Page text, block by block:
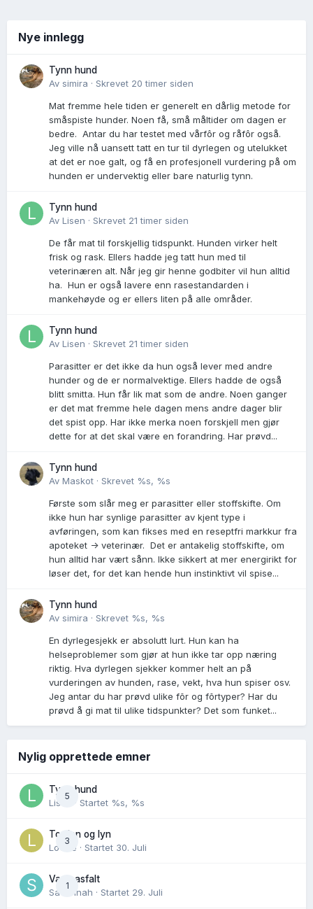
Nye innlegg
Tynn hund
Av simira · Skrevet 20 timer siden
Mat fremme hele tiden er generelt en dårlig metode for
småspiste hunder. Noen få, små måltider om dagen er
bedre. Antar du har testet med vårfôr og råfôr også.
Jeg ville nå uansett tatt en tur til dyrlegen og utelukket
at det er noe galt, og få en profesjonell vurdering på om
hunden er undervektig eller bare naturlig tynn.
Tynn hund
Av Lisen · Skrevet 21 timer siden
De får mat til forskjellig tidspunkt. Hunden virker helt
frisk og rask. Ellers hadde jeg tatt hun med til
veterinæren alt. Når jeg gir henne godbiter vil hun alltid
ha. Hun er også lavere enn rasestandarden i
mankehøyde og er ellers liten på alle områder.
Tynn hund
Av Lisen · Skrevet 21 timer siden
Parasitter er det ikke da hun også lever med andre
hunder og de er normalvektige. Ellers hadde de også
blitt smitta. Hun får lik mat som de andre. Noen ganger
er det mat fremme hele dagen mens andre dager blir
det spist opp. Har ikke merka noen forskjell men gjør
dette for at det skal være en forandring. Har prøvd...
Tynn hund
Av Maskot · Skrevet %s, %s
Første som slår meg er parasitter eller stoffskifte. Om
ikke hun har synlige parasitter av kjent type i
avføringen, som kan fikses med en reseptfri markkur fra
apoteket -> veterinær. Det er antakelig stoffskifte, om
hun alltid har vært sånn. Ikke sikkert at mer energirikt for
løser det, for det kan hende hun instinktivt vil spise...
Tynn hund
Av simira · Skrevet %s, %s
En dyrlegesjekk er absolutt lurt. Hun kan ha
helseproblemer som gjør at hun ikke tar opp næring
riktig. Hva dyrlegen sjekker kommer helt an på
vurderingen av hunden, rase, vekt, hva hun spiser osv.
Jeg antar du har prøvd ulike fõr og fõrtyper? Har du
prøvd å gi mat til ulike tidspunkter? Det som funket...
Nylig opprettede emner
5
Tynn hund
Lisen
· Startet %s, %s
3
Torden og lyn
Lovise · Startet 30. Juli
1
Varm asfalt
Savannah · Startet 29. Juli